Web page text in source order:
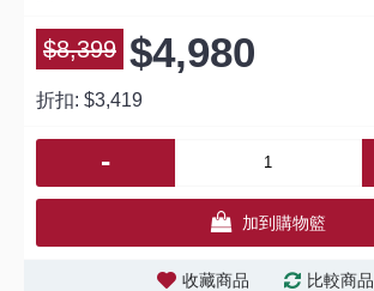
$8,399 $4,980
折扣: $3,419
-
加到購物籃
收藏商品 比較商品